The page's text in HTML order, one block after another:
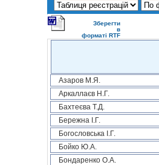
Зберегти
в
форматі RTF
Азаров М.Я.
Аркаллаєв Н.Г.
Бахтеєва Т.Д.
Бережна І.Г.
Богословська І.Г.
Бойко Ю.А.
Бондаренко О.А.